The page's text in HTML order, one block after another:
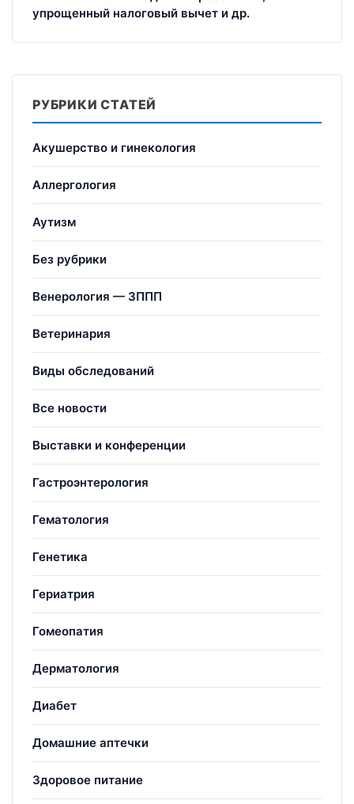
упрощенный налоговый вычет и др.
РУБРИКИ СТАТЕЙ
Акушерство и гинекология
Аллергология
Аутизм
Без рубрики
Венерология — ЗППП
Ветеринария
Виды обследований
Все новости
Выставки и конференции
Гастроэнтерология
Гематология
Генетика
Гериатрия
Гомеопатия
Дерматология
Диабет
Домашние аптечки
Здоровое питание